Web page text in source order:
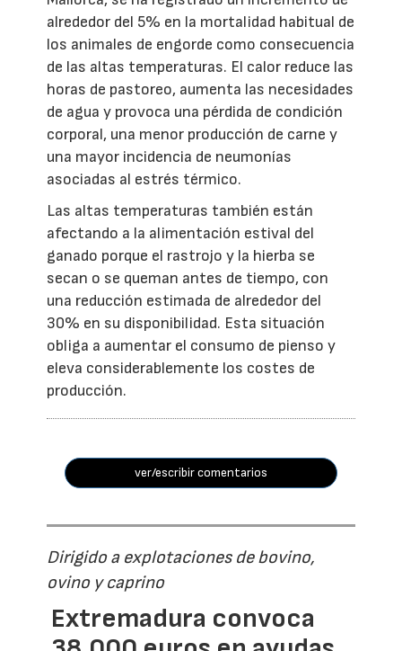
alrededor del 5% en la mortalidad habitual de
los animales de engorde como consecuencia
de las altas temperaturas. El calor reduce las
horas de pastoreo, aumenta las necesidades
de agua y provoca una pérdida de condición
corporal, una menor producción de carne y
una mayor incidencia de neumonías
asociadas al estrés térmico.
Las altas temperaturas también están
afectando a la alimentación estival del
ganado porque el rastrojo y la hierba se
secan o se queman antes de tiempo, con
una reducción estimada de alrededor del
30% en su disponibilidad. Esta situación
obliga a aumentar el consumo de pienso y
eleva considerablemente los costes de
producción.
ver/escribir comentarios
Dirigido a explotaciones de bovino,
ovino y caprino
Extremadura convoca